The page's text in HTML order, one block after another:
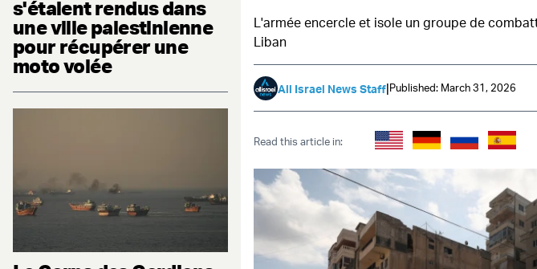
s'étaient rendus dans
une ville palestinienne
pour récupérer une
moto volée
L'armée encercle et isole un groupe de
Liban
All Israel News Staff|Published: March 31, 2026
Read this article in: